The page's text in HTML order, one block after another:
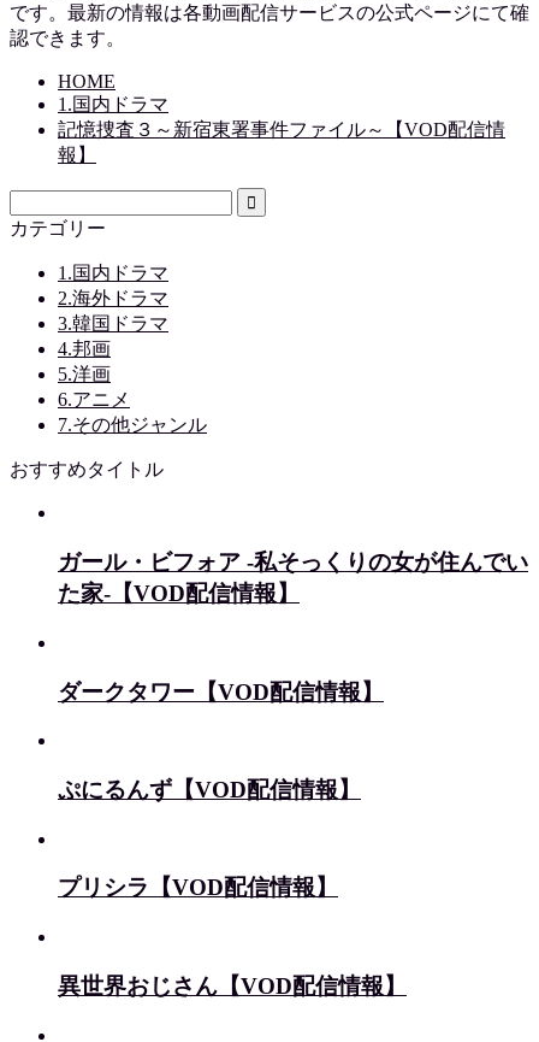
です。最新の情報は各動画配信サービスの公式ページにて確
認できます。
HOME
1.国内ドラマ
記憶捜査３～新宿東署事件ファイル～【VOD配信情
報】
カテゴリー
1.国内ドラマ
2.海外ドラマ
3.韓国ドラマ
4.邦画
5.洋画
6.アニメ
7.その他ジャンル
おすすめタイトル
ガール・ビフォア -私そっくりの女が住んでい
た家-【VOD配信情報】
ダークタワー【VOD配信情報】
ぷにるんず【VOD配信情報】
プリシラ【VOD配信情報】
異世界おじさん【VOD配信情報】